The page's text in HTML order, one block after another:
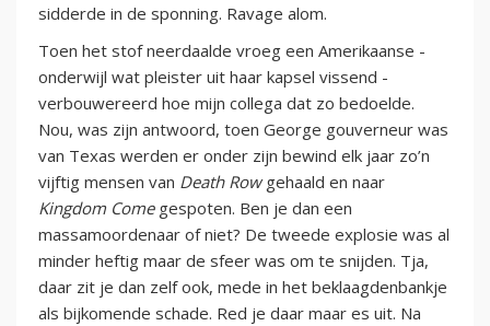
sidderde in de sponning. Ravage alom.
Toen het stof neerdaalde vroeg een Amerikaanse -
onderwijl wat pleister uit haar kapsel vissend -
verbouwereerd hoe mijn collega dat zo bedoelde.
Nou, was zijn antwoord, toen George gouverneur was
van Texas werden er onder zijn bewind elk jaar zo’n
vijftig mensen van Death Rowgehaald en naar
Kingdom Comegespoten. Ben je dan een
massamoordenaar of niet? De tweede explosie was al
minder heftig maar de sfeer was om te snijden. Tja,
daar zit je dan zelf ook, mede in het beklaagdenbankje
als bijkomende schade. Red je daar maar es uit. Na